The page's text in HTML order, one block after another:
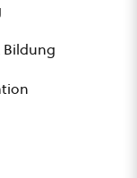
Bildung